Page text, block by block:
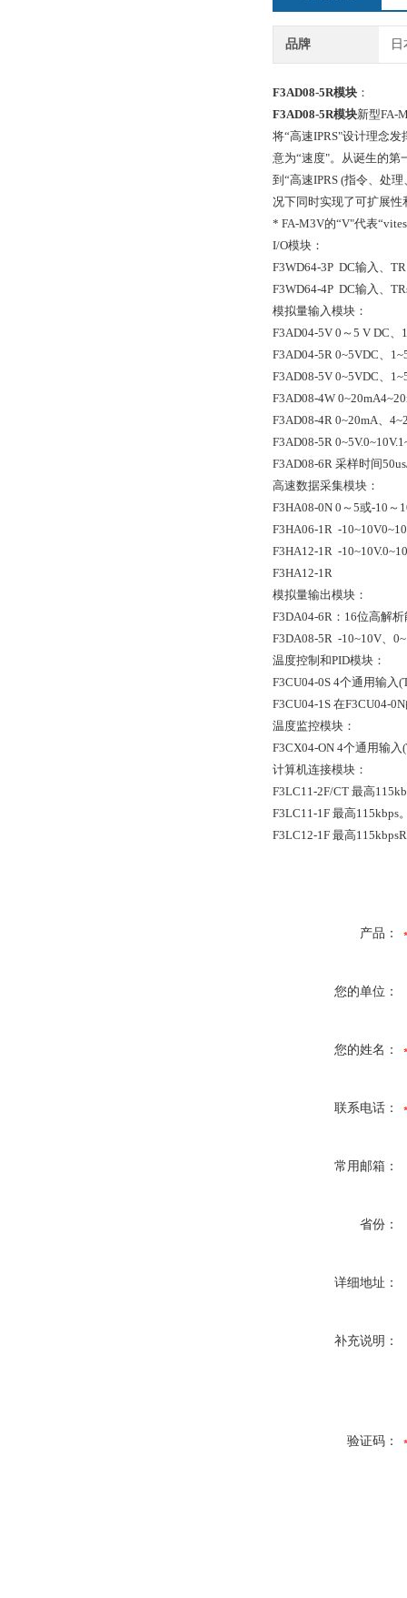
品牌
F3AD08-5R模块 ：
F3AD08-5R模块新型FA-
将“高速IPRS"设计理念
意为“速度"。从诞生的第
到“高速IPRS (指令、处
况下同时实现了可扩展
* FA-M3V的“V"代表
I/O模块：
F3WD64-3P DC输入、
F3WD64-4P DC输入、
模拟量输入模块：
F3AD04-5V 0～5 V DC、
F3AD04-5R 0~5VDC、
F3AD08-5V 0~5VDC、
F3AD08-4W
F3AD08-4R 0~20mA、
F3AD08-5R
F3AD08-6R 采样时间
高速数据采集模块：
F3HA08-0N 0～5或-10～
F3HA06-1R -
F3HA12-1R -
F3HA12-1R
模拟量输出模块：
F3DA04-6R：16位高解
F3DA08-5R -10~10V、
温度控制和PID模块：
F3CU04-0S 4个通用输入
F3CU04-1S 在F3CU04-
温度监控模块：
F3CX04-ON 4个通用输
计算机连接模块：
F3LC11-2F/CT 最高
F3LC11-1F 最高115kbps
F3LC12-1F 最高
产品：
您的单位：
您的姓名：
联系电话：
常用邮箱：
省份：
详细地址：
补充说明：
验证码：